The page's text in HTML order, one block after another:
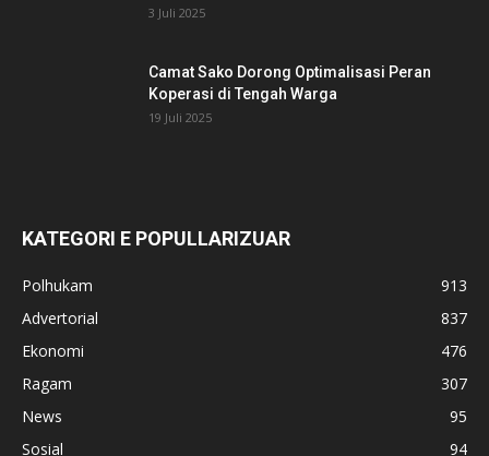
3 Juli 2025
Camat Sako Dorong Optimalisasi Peran
Koperasi di Tengah Warga
19 Juli 2025
KATEGORI E POPULLARIZUAR
Polhukam
913
Advertorial
837
Ekonomi
476
Ragam
307
News
95
Sosial
94